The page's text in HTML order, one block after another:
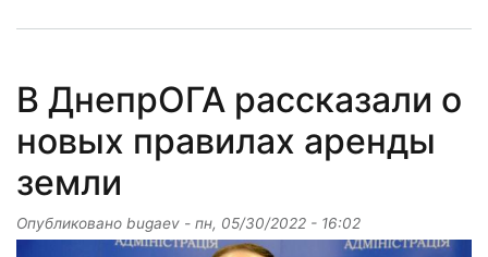
В ДнепрОГА рассказали о
новых правилах аренды
земли
Опубликовано bugaev - пн, 05/30/2022 - 16:02